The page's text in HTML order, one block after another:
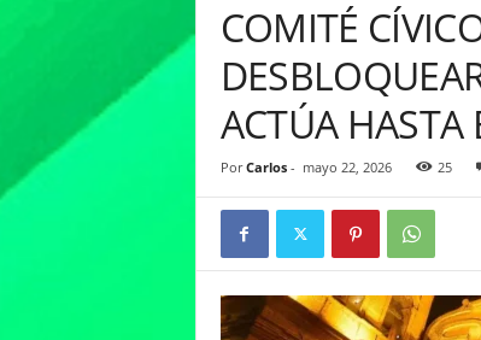
COMITÉ
ACTÚA
Por Carlos- mayo 22, 2026 25